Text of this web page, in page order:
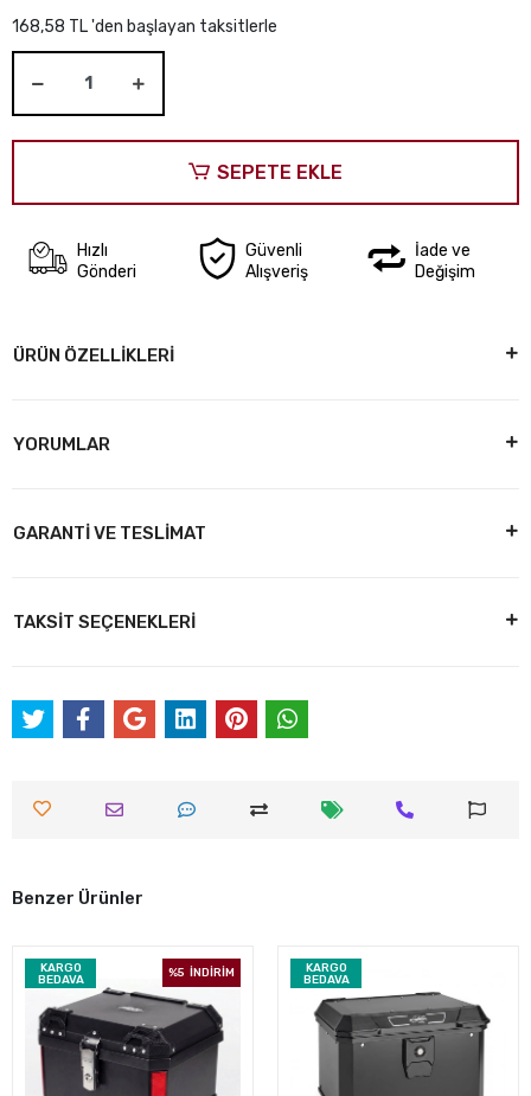
168,58 TL 'den başlayan taksitlerle
SEPETE EKLE
Hızlı
Gönderi
Güvenli
Alışveriş
İade ve
Değişim
ÜRÜN ÖZELLİKLERİ
YORUMLAR
GARANTİ VE TESLİMAT
TAKSİT SEÇENEKLERİ
Benzer Ürünler
KARGO
BEDAVA
%5 İNDİRİM
KARGO
BEDAVA